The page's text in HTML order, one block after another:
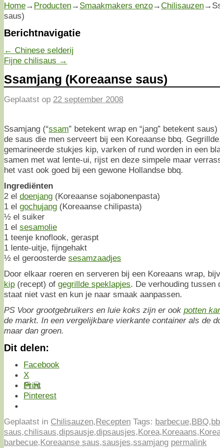
Home→ Producten→ Smaakmakers enzo→Chilisauzen→
saus)
Berichtnavigatie
← Chinese selderij
Fijne chilisaus →
Ssamjang (Koreaanse saus)
Geplaatst op 22 september 2008
Ssamjang (“ssam” betekent wrap en “jang” betekent
de saus die men serveert bij een Koreaanse bbq.
gemarineerde stukjes kip, varken of rund worden in een
samen met wat lente-ui, rijst en deze simpele maar
het vast ook goed bij een gewone Hollandse bbq.
Ingrediënten
2 el doenjang (Koreaanse sojabonenpasta)
1 el gochujang (Koreaanse chilipasta)
½ el suiker
1 el sesamolie
1 teenje knoflook, geraspt
1 lente-uitje, fijngehakt
½ el geroosterde sesamzaadjes
Door elkaar roeren en serveren bij een Koreaans wrap,
kip (recept) of gegrillde speklapjes. De verhouding tussen
staat niet vast en kun je naar smaak aanpassen.
PS Voor grootgebruikers en luie koks zijn er ook potten
de markt. In een vergelijkbare vierkante container als de
maar dan groen.
Dit delen:
Facebook
X
Print
Pinterest
Geplaatst in Chilisauzen,Recepten Tags: barbecue,BBQ,
saus,chilisaus,dipsausje,dipsausjes,Korea,Koreaans,
barbecue,Koreaanse saus,sausjes,ssamjang permalink